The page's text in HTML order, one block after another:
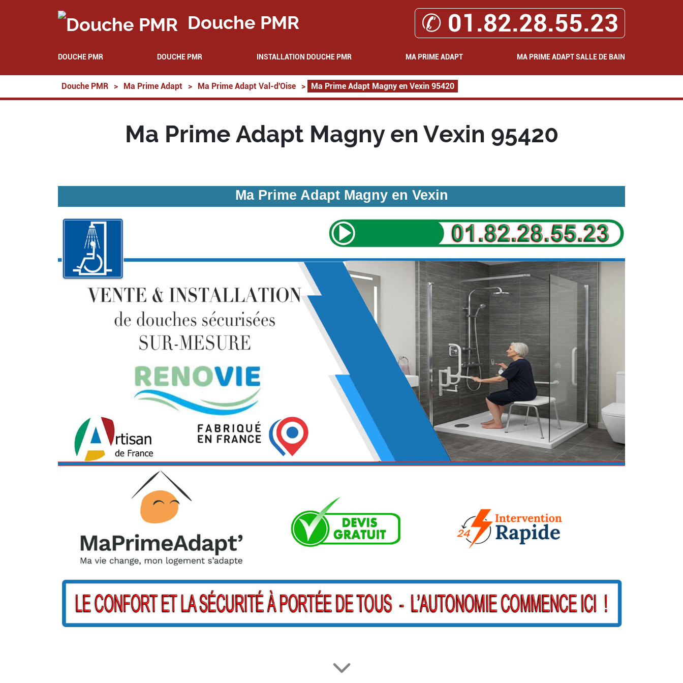
Douche PMR ✆ 01.82.28.55.23
DOUCHE PMR DOUCHE PMR INSTALLATION DOUCHE PMR MA PRIME ADAPT MA PRIME ADAPT SALLE DE BAIN
Douche PMR > Ma Prime Adapt > Ma Prime Adapt Val-d'Oise > Ma Prime Adapt Magny en Vexin 95420
Ma Prime Adapt Magny en Vexin 95420
Ma Prime Adapt Magny en Vexin